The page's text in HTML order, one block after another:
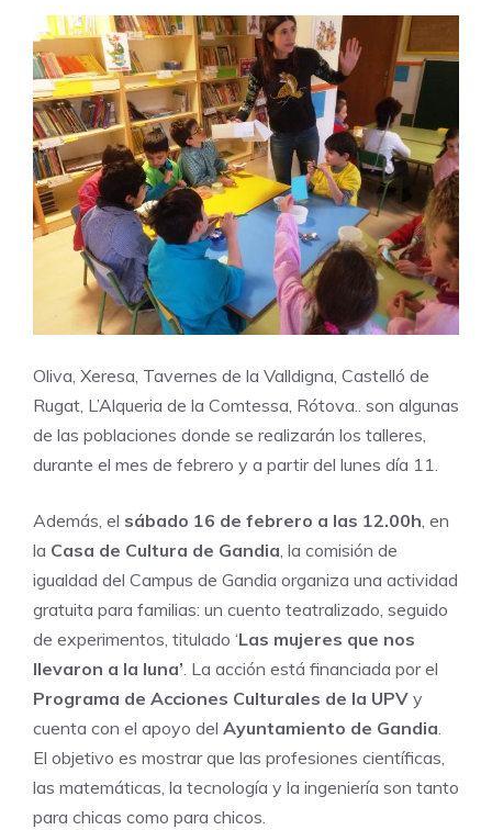
Oliva, Xeresa, Tavernes de la Valldigna, Castelló de
Rugat, L’Alqueria de la Comtessa, Rótova.. son algunas
de las poblaciones donde se realizarán los talleres,
durante el mes de febrero y a partir del lunes día 11.
Además, el sábado 16 de febrero a las 12.00h , en
la Casa de Cultura de Gandia , la comisión de
igualdad del Campus de Gandia organiza una actividad
gratuita para familias: un cuento teatralizado, seguido
de experimentos, titulado ‘Las mujeres que nos
llevaron a la luna’ . La acción está financiada por el
Programa de Acciones Culturales de la UPV y
cuenta con el apoyo del Ayuntamiento de Gandia
El objetivo es mostrar que las profesiones científicas,
las matemáticas, la tecnología y la ingeniería son tanto
para chicas como para chicos.